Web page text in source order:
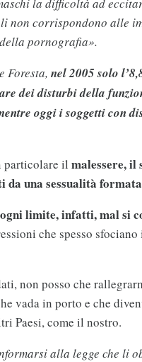
non corrispondono alle
pornografia».
Foresta, nel 2005 solo
dei disturbi della
oggi i soggetti con
particolare il malessere, il
da una sessualità
limite, infatti, mal si
che spesso
non posso che
vada in porto e che
Paesi, come il nostro.
alla legge che li